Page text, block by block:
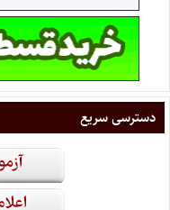
دسترسی سریع